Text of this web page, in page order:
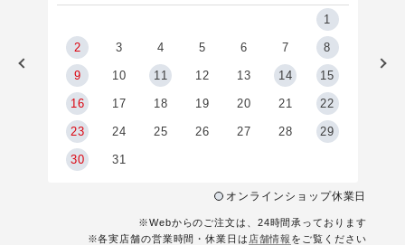
1
2 3 4 5 6 7 8
9 10 11 12 13 14 15
16 17 18 19 20 21 22
23 24 25 26 27 28 29
30 31
オンラインショップ休業日
※Webからのご注文は、24時間承っております
※各実店舗の営業時間・休業日は 店舗情報 をご覧ください